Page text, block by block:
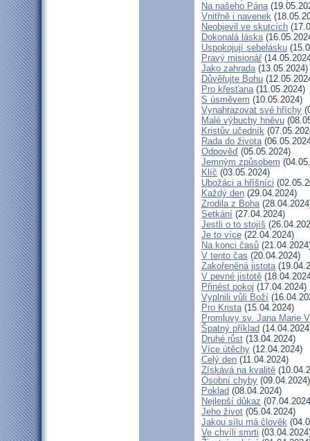
Na našeho Pána
Vnitřně i navenek
Neobjevil ve skutcích
Dokonalá láska
Uspokojují sebelásku
Pravý misionář
Jako zahrada(13.05.2024)
Důvěřujte Bohu
Pro křesťana(11.05.2024)
S úsměvem (10.05.2024)
Vynahrazovat své hříchy
Malé výbuchy hněvu
Kristův učedník
Rada do života
Odpověď (05.05.2024)
Jemným způsobem
Klíč (03.05.2024)
Ubožáci a hříšníci
Každý den (29.04.2024)
Zrodila z Boha
Setkání (27.04.2024)
Jestli o to stojíš
Je to více (22.04.2024)
Na konci časů
V tento čas (20.04.2024)
Zakořeněná jistota
V pevné jistotě
Přinést pokoj (17.04.2024)
Vyplnili vůli Boží
Pro Krista(15.04.2024)
Promluvy sv. Jana Marie
Špatný příklad
Druhé růst (13.04.2024)
Více útěchy (12.04.2024)
Celý den (11.04.2024)
Získává na kvalitě
Osobní chyby (09.04.2024)
Poklad (08.04.2024)
Nejlepší důkaz
Jeho život (05.04.2024)
Jakou sílu má člověk
Ve chvíli smrti